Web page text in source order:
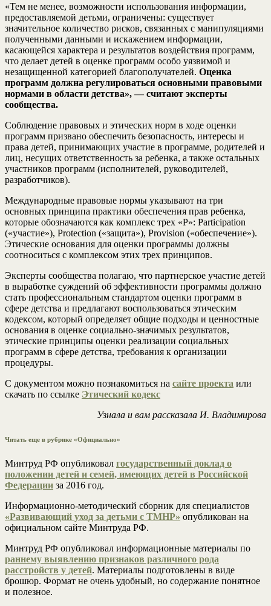
«Тем не менее, возможности использования информации,
предоставляемой детьми, ограничены: существует
значительное количество рисков, связанных с манипуляциями
полученными данными и искажением информации,
касающейся характера и результатов воздействия программ,
что делает детей в оценке программ особо уязвимой и
незащищенной категорией благополучателей. Оценка
программ должна регулироваться основными правовыми
нормами в области детства», — считают эксперты
сообщества.
Соблюдение правовых и этических норм в ходе оценки
программ призвано обеспечить безопасность, интересы и
права детей, принимающих участие в программе, родителей и
лиц, несущих ответственность за ребенка, а также остальных
участников программ (исполнителей, руководителей,
разработчиков).
Международные правовые нормы указывают на три
основных принципа практики обеспечения прав ребенка,
которые обозначаются как комплекс трех «Р»: Participation
(«участие»), Protection («защита»), Provision («обеспечение»).
Этические основания для оценки программы должны
соотноситься с комплексом этих трех принципов.
Эксперты сообщества полагаю, что партнерское участие детей
в выработке суждений об эффективности программы должно
стать профессиональным стандартом оценки программ в
сфере детства и предлагают воспользоваться этическим
кодексом, который определяет общие подходы и ценностные
основания в оценке социально-значимых результатов,
этические принципы оценки реализации социальных
программ в сфере детства, требования к организации
процедуры.
С документом можно познакомиться на сайте проекта или
скачать по ссылке Этический кодекс
Узнала и вам рассказала И. Владимирова
Читать еще в рубрике «Официально»
Минтруд РФ опубликовал государственный доклад о
положении детей и семей, имеющих детей в Российской
Федерации за 2016 год.
Информационно-методический сборник для специалистов
«Развивающий уход за детьми с ТМНР» опубликован на
официальном сайте Минтруда РФ.
Минтруд РФ опубликовал информационные материалы по
раннему выявлению признаков различного рода
расстройств у детей. Материалы подготовлены в виде
брошюр. Формат не очень удобный, но содержание понятное
и полезное.